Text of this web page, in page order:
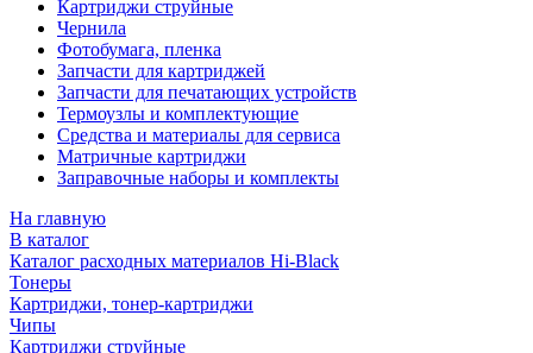
Картриджи струйные
Чернила
Фотобумага, пленка
Запчасти для картриджей
Запчасти для печатающих устройств
Термоузлы и комплектующие
Средства и материалы для сервиса
Матричные картриджи
Заправочные наборы и комплекты
На главную
В каталог
Каталог расходных материалов Hi-Black
Тонеры
Картриджи, тонер-картриджи
Чипы
Картриджи струйные